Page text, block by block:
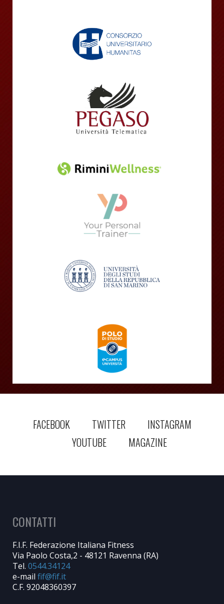
FACEBOOK TWITTER
INSTAGRAM
YOUTUBE
MAGAZINE
CONTATTI
F.I.F. Federazione Italiana Fitness
Via Paolo Costa,2 - 48121 Ravenna (RA)
Tel. 0544.34124
e-mail
C.F. 92048360397